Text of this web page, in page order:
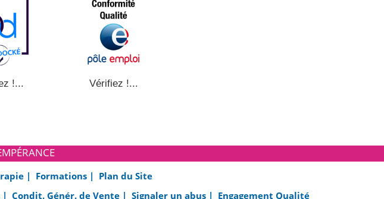
!...
Vérifiez !...
| Formations | Plan du Site
| Condit. Génér. de Vente | Signaler un abus | Engagement Qualité